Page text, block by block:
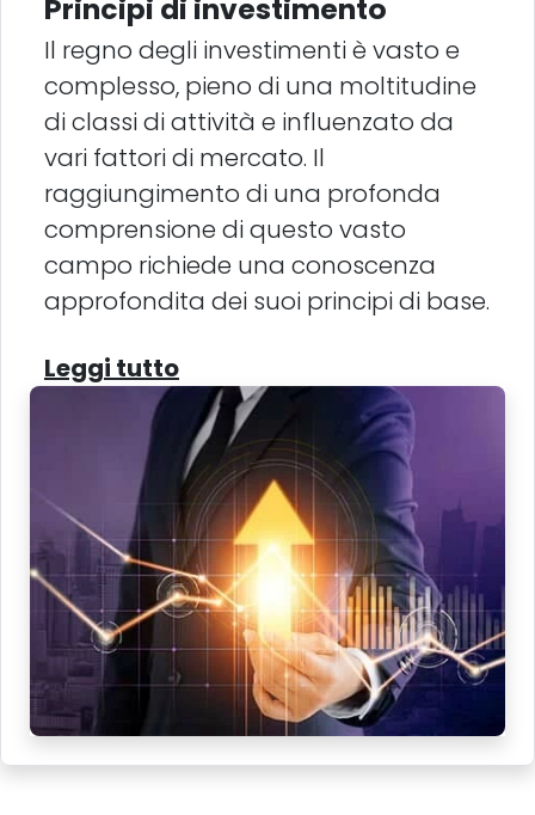
Principi di investimento
Il regno degli investimenti è vasto e
complesso, pieno di una moltitudine
di classi di attività e influenzato da
vari fattori di mercato. Il
raggiungimento di una profonda
comprensione di questo vasto
campo richiede una conoscenza
approfondita dei suoi principi di base.
Leggi tutto